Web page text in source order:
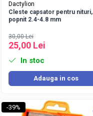
Dactylion
Cleste capsator pentru nituri,
popnit 2.4-4.8 mm
30,00 Lei
25,00 Lei
In stoc
Adauga in cos
-39%